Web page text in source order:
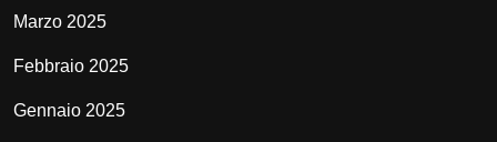
Marzo 2025
Febbraio 2025
Gennaio 2025